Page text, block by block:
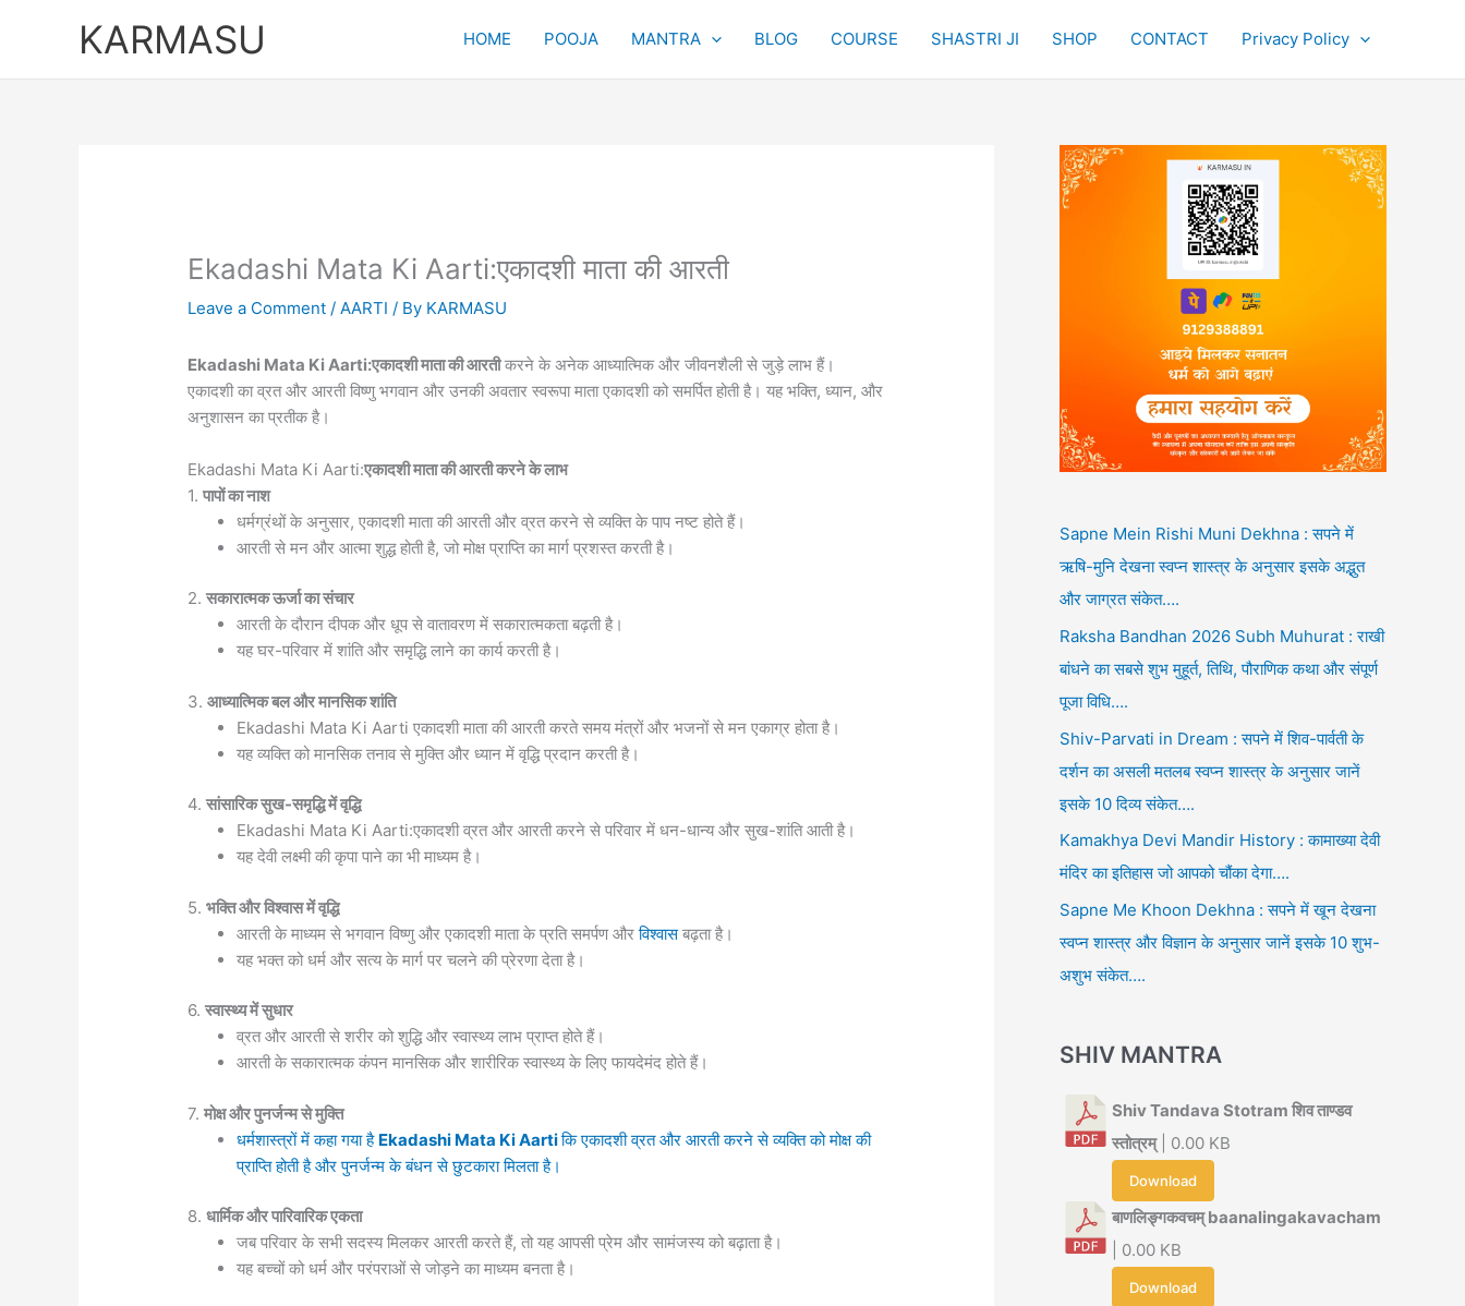
KARMASU HOME POOJA MANTRA BLOG COURSE SHASTRI JI SHOP CONTACT Privacy Policy
Ekadashi Mata Ki Aarti:एकादशी माता की आरती
Leave a Comment / AARTI / By KARMASU
Ekadashi Mata Ki Aarti:एकादशी माता की आरतीकरने के अनेक आध्यात्मिक और जीवनशैली से जुड़े लाभ हैं।
एकादशी का व्रत और आरती विष्णु भगवान और उनकी अवतार स्वरूपा माता एकादशी को समर्पित होती है। यह भक्ति, ध्यान, और
अनुशासन का प्रतीक है।
Ekadashi Mata Ki Aarti:एकादशी माता की आरती करने के लाभ
1.पापों का नाश
धर्मग्रंथों के अनुसार, एकादशी माता की आरती और व्रत करने से व्यक्ति के पाप नष्ट होते हैं।
आरती से मन और आत्मा शुद्ध होती है, जो मोक्ष प्राप्ति का मार्ग प्रशस्त करती है।
2.सकारात्मक ऊर्जा का संचार
आरती के दौरान दीपक और धूप से वातावरण में सकारात्मकता बढ़ती है।
यह घर-परिवार में शांति और समृद्धि लाने का कार्य करती है।
3.आध्यात्मिक बल और मानसिक शांति
Ekadashi Mata Ki Aarti एकादशी माता की आरती करते समय मंत्रों और भजनों से मन एकाग्र होता है।
यह व्यक्ति को मानसिक तनाव से मुक्ति और ध्यान में वृद्धि प्रदान करती है।
4.सांसारिक सुख-समृद्धि में वृद्धि
Ekadashi Mata Ki Aarti:एकादशी व्रत और आरती करने से परिवार में धन-धान्य और सुख-शांति आती है।
यह देवी लक्ष्मी की कृपा पाने का भी माध्यम है।
5.भक्ति और विश्वास में वृद्धि
आरती के माध्यम से भगवान विष्णु और एकादशी माता के प्रति समर्पण औरविश्वासबढ़ता है।
यह भक्त को धर्म और सत्य के मार्ग पर चलने की प्रेरणा देता है।
6.स्वास्थ्य में सुधार
व्रत और आरती से शरीर को शुद्धि और स्वास्थ्य लाभ प्राप्त होते हैं।
आरती के सकारात्मक कंपन मानसिक और शारीरिक स्वास्थ्य के लिए फायदेमंद होते हैं।
7.मोक्ष और पुनर्जन्म से मुक्ति
धर्मशास्त्रों में कहा गया है Ekadashi Mata Ki Aartiकि एकादशी व्रत और आरती करने से व्यक्ति को मोक्ष की
प्राप्ति होती है और पुनर्जन्म के बंधन से छुटकारा मिलता है।
8.धार्मिक और पारिवारिक एकता
जब परिवार के सभी सदस्य मिलकर आरती करते हैं, तो यह आपसी प्रेम और सामंजस्य को बढ़ाता है।
यह बच्चों को धर्म और परंपराओं से जोड़ने का माध्यम बनता है।
Sapne Mein Rishi Muni Dekhna : सपने में
ऋषि-मुनि देखना स्वप्न शास्त्र के अनुसार इसके अद्भुत
और जाग्रत संकेत….
Raksha Bandhan 2026 Subh Muhurat : राखी
बांधने का सबसे शुभ मुहूर्त, तिथि, पौराणिक कथा और संपूर्ण
पूजा विधि….
Shiv-Parvati in Dream : सपने में शिव-पार्वती के
दर्शन का असली मतलब स्वप्न शास्त्र के अनुसार जानें
इसके 10 दिव्य संकेत….
Kamakhya Devi Mandir History : कामाख्या देवी
मंदिर का इतिहास जो आपको चौंका देगा….
Sapne Me Khoon Dekhna : सपने में खून देखना
स्वप्न शास्त्र और विज्ञान के अनुसार जानें इसके 10 शुभ-
अशुभ संकेत….
SHIV MANTRA
Shiv Tandava Stotram शिव ताण्डव
स्तोत्रम्| 0.00 KB
Download
बाणलिङ्गकवचम् baanalingakavacham
| 0.00 KB
Download